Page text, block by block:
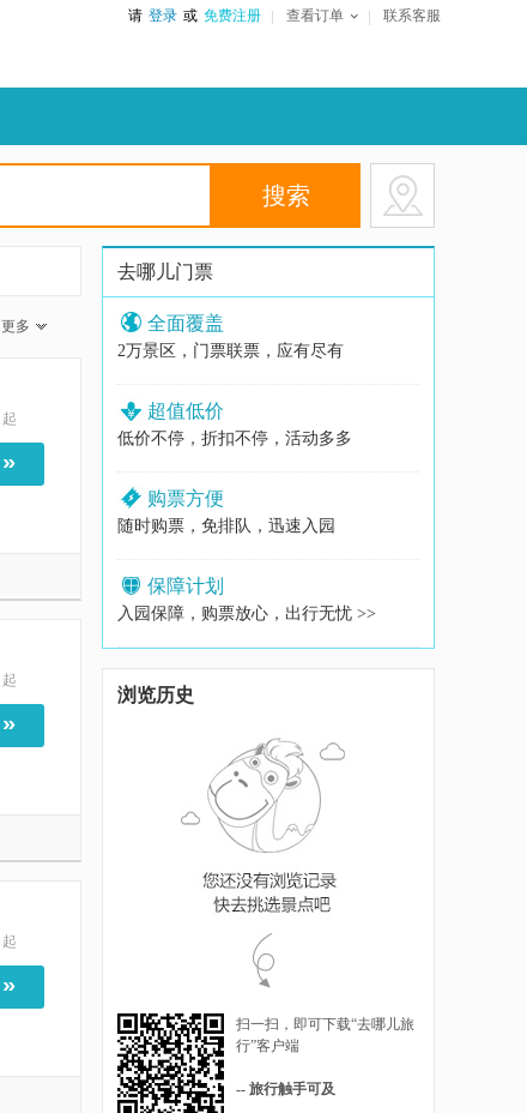
请 登录 或 免费注册 查看订单 联系客服
更多
起
»
起
»
起
»
去哪儿门票
全面覆盖
2万景区，门票联票，应有尽有
超值低价
低价不停，折扣不停，活动多多
购票方便
随时购票，免排队，迅速入园
保障计划
入园保障，购票放心，出行无忧 >>
浏览历史
扫一扫，即可下载“去哪儿旅
行”客户端
-- 旅行触手可及